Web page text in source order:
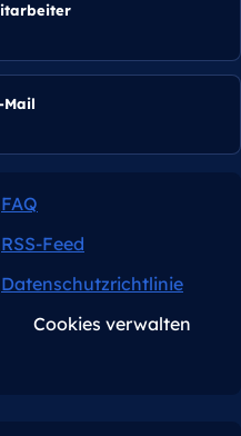
Mail
FAQ
RSS-Feed
Datenschutzrichtlinie
Cookies verwalten